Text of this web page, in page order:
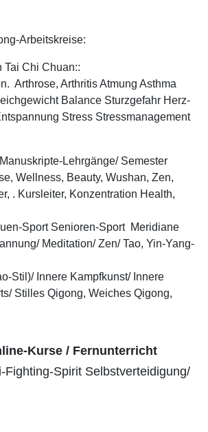
Arbeitskreise:
Tai Chi Chuan::
Arthrose, Arthritis Atmung Asthma
Balance Sturzgefahr Herz-
Stress Stressmanagement
Lehrgänge/ Semester
Wellness, Beauty, Wushan, Zen,
. Kursleiter, Konzentration Health,
Sport Senioren-Sport Meridiane
Meditation/ Zen/ Tao, Yin-Yang-
Stil)/ Innere Kampfkunst/ Innere
Stilles Qigong, Weiches Qigong,
Kurse / Fernunterricht
Spirit Selbstverteidigung/